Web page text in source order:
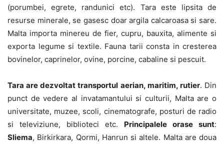
(porumbei, egrete, randunici etc). Tara este lipsita de
resurse minerale, se gasesc doar argila calcaroasa si sare.
Malta importa minereu de fier, cupru, bauxita, alimente si
exporta legume si textile. Fauna tarii consta in cresterea
bovinelor, caprinelor, ovine, porcine, cabaline si pescuit.
Tara are dezvoltat transportul aerian, maritim, rutier. Din
punct de vedere al invatamantului si culturii, Malta are o
universitate, muzee, scoli, cinematografe, posturi de radio
si televiziune, biblioteci etc. Principalele orase sunt:
Sliema, Birkirkara, Qormi, Hanrun si altele. Malta are doua